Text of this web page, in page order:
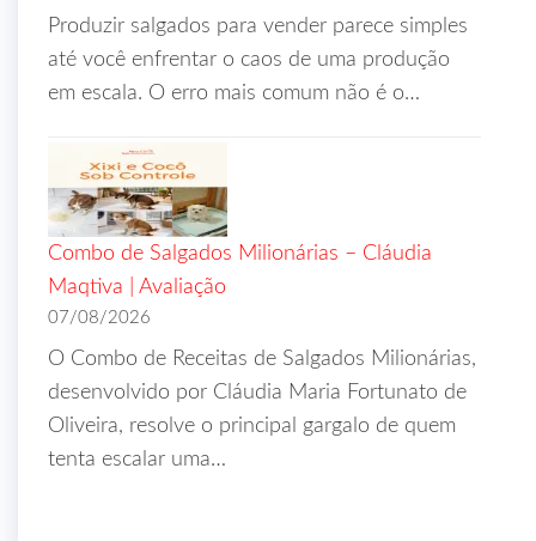
Produzir salgados para vender parece simples
até você enfrentar o caos de uma produção
em escala. O erro mais comum não é o…
Combo de Salgados Milionárias – Cláudia
Maqtiva | Avaliação
07/08/2026
O Combo de Receitas de Salgados Milionárias,
desenvolvido por Cláudia Maria Fortunato de
Oliveira, resolve o principal gargalo de quem
tenta escalar uma…